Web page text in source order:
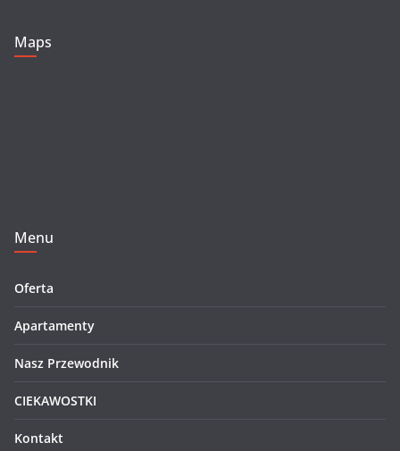
Maps
Menu
Oferta
Apartamenty
Nasz Przewodnik
CIEKAWOSTKI
Kontakt